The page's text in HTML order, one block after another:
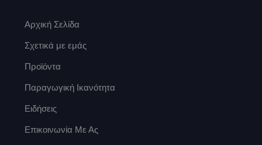
Αρχική Σελίδα
Σχετικά με εμάς
Προϊόντα
Παραγωγική Ικανότητα
Ειδήσεις
Επικοινωνία Με Ας